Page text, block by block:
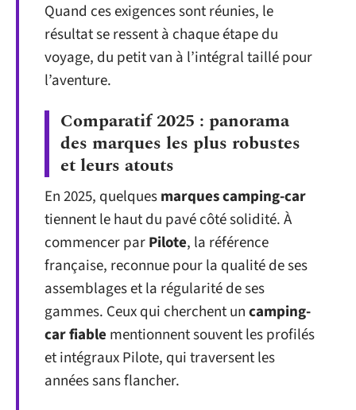
Quand ces exigences sont réunies, le
résultat se ressent à chaque étape du
voyage, du petit van à l’intégral taillé pour
l’aventure.
Comparatif 2025 : panorama
des marques les plus robustes
et leurs atouts
En 2025, quelquesmarques camping-car
tiennent le haut du pavé côté solidité. À
commencer parPilote, la référence
française, reconnue pour la qualité de ses
assemblages et la régularité de ses
gammes. Ceux qui cherchent uncamping-
car fiable mentionnent souvent les profilés
et intégraux Pilote, qui traversent les
années sans flancher.